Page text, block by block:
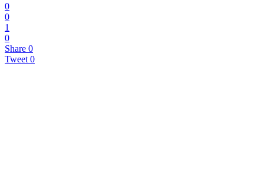
0
0
1
0
Share 0
Tweet 0